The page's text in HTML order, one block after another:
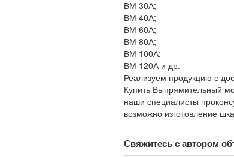
ВМ 30А;
ВМ 40А;
ВМ 60А;
ВМ 80А;
ВМ 100А;
ВМ 120А и др.
Реализуем продукцию с
Купить Выпрямительный
наши специалисты
возможно изготовление
Свяжитесь с автором